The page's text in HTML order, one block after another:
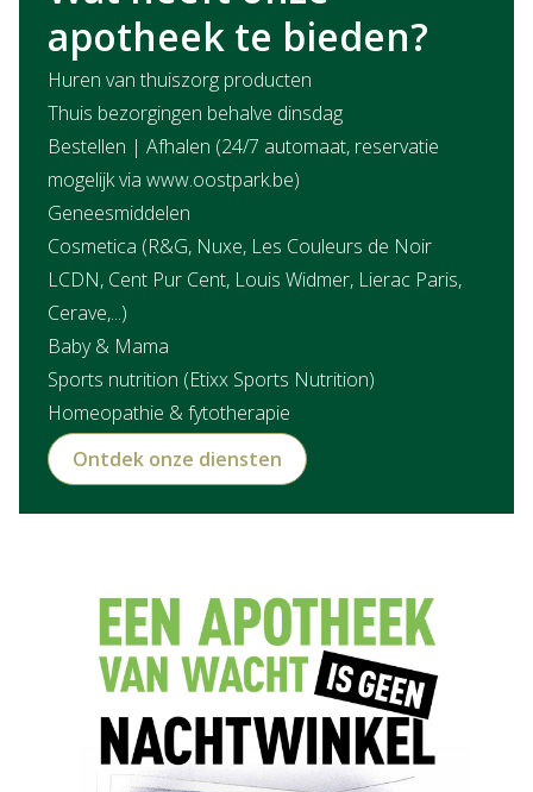
apotheek te bieden?
Huren van thuiszorg producten
Thuis bezorgingen behalve dinsdag
Bestellen | Afhalen (24/7 automaat, reservatie
mogelijk via www.oostpark.be)
Geneesmiddelen
Cosmetica (R&G, Nuxe, Les Couleurs de Noir
LCDN, Cent Pur Cent, Louis Widmer, Lierac Paris,
Cerave,...)
Baby & Mama
Sports nutrition (Etixx Sports Nutrition)
Homeopathie & fytotherapie
Ontdek onze diensten